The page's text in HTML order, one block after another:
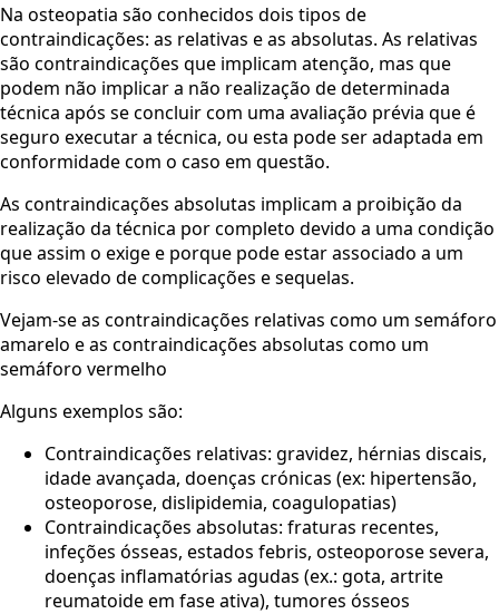
Na osteopatia são conhecidos dois tipos de
contraindicações: as relativas e as absolutas. As relativas
são contraindicações que implicam atenção, mas que
podem não implicar a não realização de determinada
técnica após se concluir com uma avaliação prévia que é
seguro executar a técnica, ou esta pode ser adaptada em
conformidade com o caso em questão.
As contraindicações absolutas implicam a proibição da
realização da técnica por completo devido a uma condição
que assim o exige e porque pode estar associado a um
risco elevado de complicações e sequelas.
Vejam-se as contraindicações relativas como um semáforo
amarelo e as contraindicações absolutas como um
semáforo vermelho
Alguns exemplos são:
Contraindicações relativas: gravidez, hérnias discais,
idade avançada, doenças crónicas (ex: hipertensão,
osteoporose, dislipidemia, coagulopatias)
Contraindicações absolutas: fraturas recentes,
infeções ósseas, estados febris, osteoporose severa,
doenças inflamatórias agudas (ex.: gota, artrite
reumatoide em fase ativa), tumores ósseos